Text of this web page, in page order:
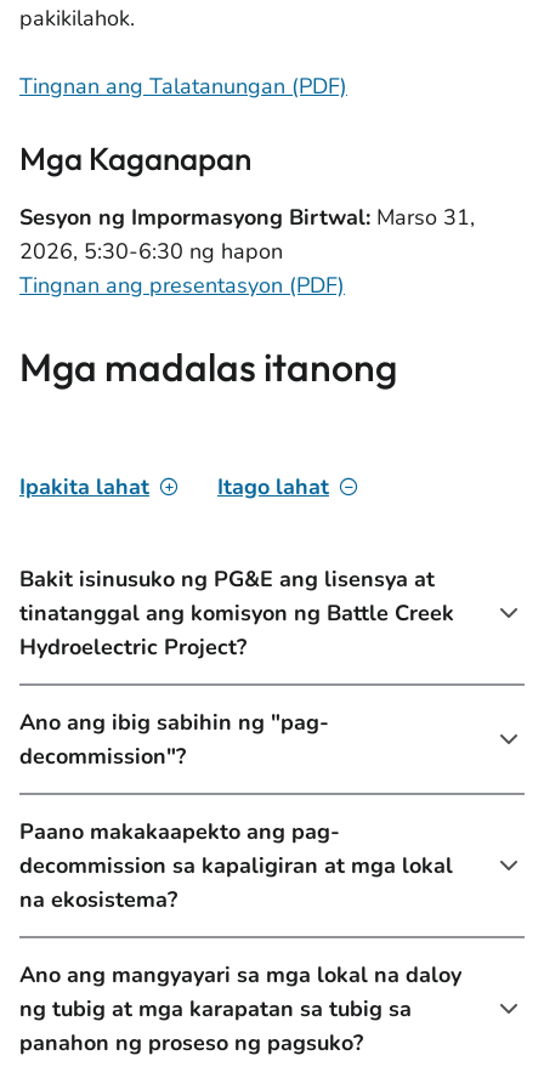
pakikilahok.
Tingnan ang Talatanungan (PDF)
Mga Kaganapan
Sesyon ng Impormasyong Birtwal: Marso 31,
2026, 5:30-6:30 ng hapon
Tingnan ang presentasyon (PDF)
Mga madalas itanong
Ipakita lahat Itago lahat
Bakit isinusuko ng PG&E ang lisensya at
tinatanggal ang komisyon ng Battle Creek
Hydroelectric Project?
Ano ang ibig sabihin ng "pag-
decommission"?
Paano makakaapekto ang pag-
decommission sa kapaligiran at mga lokal
na ekosistema?
Ano ang mangyayari sa mga lokal na daloy
ng tubig at mga karapatan sa tubig sa
panahon ng proseso ng pagsuko?